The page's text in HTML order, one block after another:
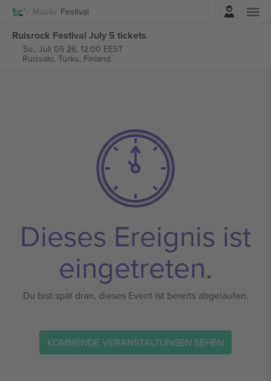
Musik Festival
Ruisrock Festival July 5 tickets
So., Juli 05 26, 12:00 EEST
‎Ruissalo, Turku, Finland
Dieses Ereignis ist
eingetreten.
Du bist spät dran, dieses Event ist bereits abgelaufen.
KOMMENDE VERANSTALTUNGEN SEHEN